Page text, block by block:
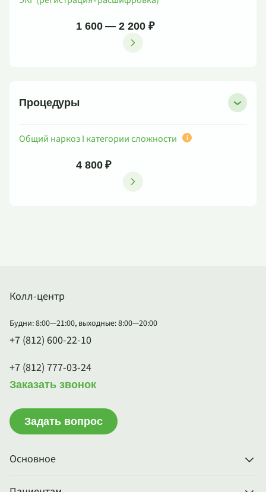
1 600 — 2 200 ₽
Процедуры
Общий наркоз I категории сложности i
4 800 ₽
Основное
Колл-центр
Будни: 8:00—21:00, выходные: 8:00—20:00
+7 (812) 600-22-10
+7 (812) 777-03-24
Заказать звонок
Задать вопрос